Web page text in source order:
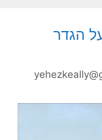
הגדר